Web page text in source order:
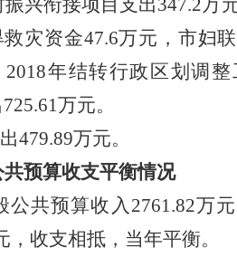
兴衔接项目支出347.2万
灾资金47.6万元，市妇
年结转行政区划调
万元。
479.89万元。
共预算收支平衡情况
公共预算收入2761.82万
，收支相抵，当年平衡。